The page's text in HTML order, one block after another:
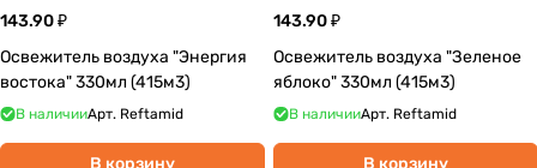
143.90 ₽
Освежитель воздуха "Энергия
востока" 330мл (415м3)
В наличииАрт. Reftamid
В корзину
143.90 ₽
Освежитель воздуха "Зеленое
яблоко" 330мл (415м3)
В наличииАрт. Reftamid
В корзину